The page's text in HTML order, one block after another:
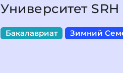
Университет SRH
Бакалавриат Зимний